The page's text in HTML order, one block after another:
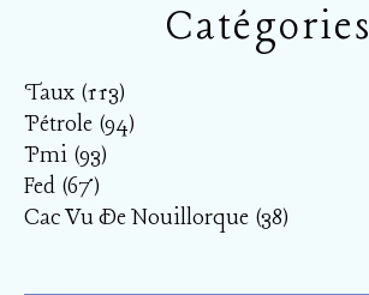
Catégories
Taux (113)
Pétrole (94)
Pmi (93)
Fed (67)
Cac Vu De Nouillorque (38)